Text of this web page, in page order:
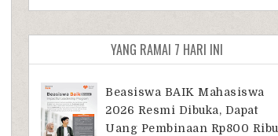
YANG RAMAI 7 HARI INI
Beasiswa BAIK Mahasiswa
2026 Resmi Dibuka, Dapat
Uang Pembinaan Rp800 Ribu